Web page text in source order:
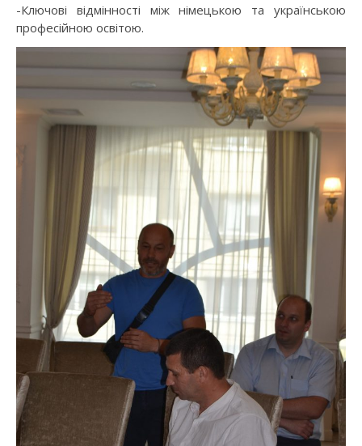
-Ключові відмінності між німецькою та українською
професійною освітою.